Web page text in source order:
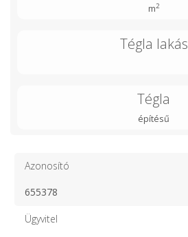
m2
Tégla lakás
Tégla
építésű
Azonosító
655378
Ügyvitel